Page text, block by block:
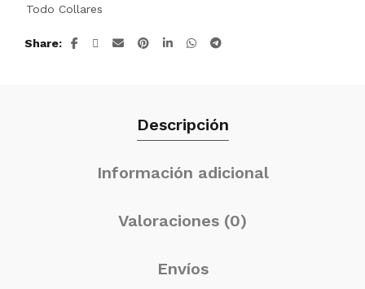
Todo Collares
Share
Descripción
Información adicional
Valoraciones (0)
Envíos